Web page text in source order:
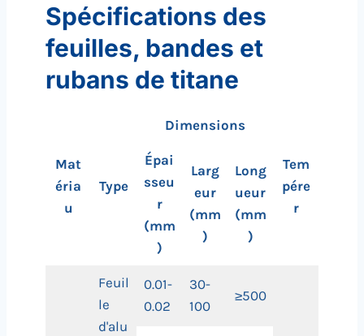
Spécifications des
feuilles, bandes et
rubans de titane
Mat
éria
u
Type
Dimensions
Tem
pére
r
Épai
sseu
r
(mm
)
Larg
eur
(mm
)
Long
ueur
(mm
)
Feuil
le
d'alu
0.01-
0.02
30-
100
≥500